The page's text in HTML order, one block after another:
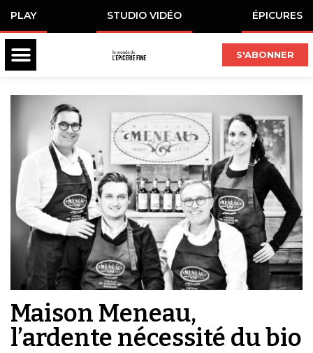
PLAY STUDIO VIDÉO ÉPICURES
S'ABONNER
Maison Meneau,
l’ardente nécessité du bio